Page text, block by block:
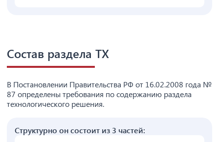
Состав раздела ТХ
В Постановлении Правительства РФ от 16.02.2008 года №
87 определены требования по содержанию раздела
технологического решения.
Структурно он состоит из 3 частей: